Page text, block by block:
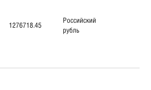
1276718.45
Российский
рубль